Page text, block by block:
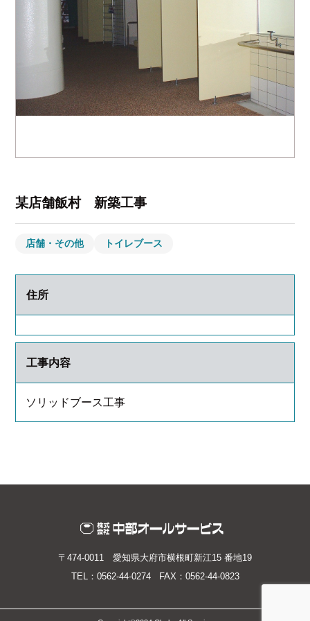
某店舗飯村 新築工事
店舗・その他 トイレブース
住所
工事内容
ソリッドブース工事
〒474-0011 愛知県大府市横根町新江15 番地19
TEL：0562-44-0274 FAX：0562-44-0823